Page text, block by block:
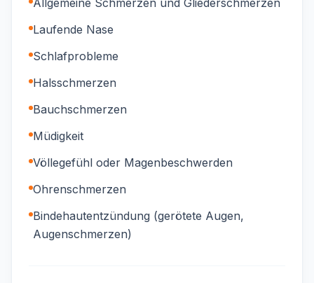
Allgemeine Schmerzen und Gliederschmerzen
Laufende Nase
Schlafprobleme
Halsschmerzen
Bauchschmerzen
Müdigkeit
Völlegefühl oder Magenbeschwerden
Ohrenschmerzen
Bindehautentzündung (gerötete Augen,
Augenschmerzen)